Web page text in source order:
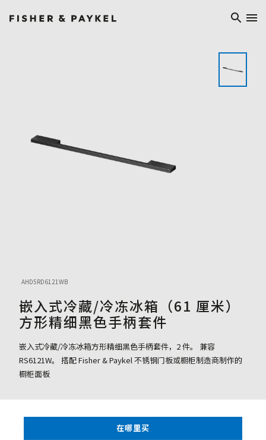
AHD5RD6121WB
嵌入式冷藏/冷冻冰箱（61 厘米）
方形精细黑色手柄套件
嵌入式冷藏/冷冻冰箱方形精细黑色手柄套件，2 件。 兼容
RS6121W。 搭配 Fisher & Paykel 不锈钢门板或橱柜制造商制作的
橱柜面板
在哪里买